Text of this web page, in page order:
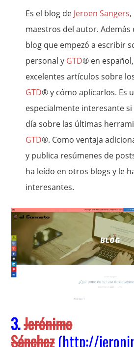
Es el blog de Jeroen Sangers
maestros del autor.
blog que empezó a escribir
personal y GTD® en español,
excelentes artículos sobre
GTD® y cómo aplicarlos. Es
especialmente interesante
día sobre las últimas
GTD®. Como ventaja
y publica resúmenes de
ha leído en otros blogs y le
interesantes.
3.Jerónimo
Sánchez(http://